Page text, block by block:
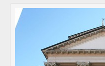
EVÉNEMENTS
Notification lors de